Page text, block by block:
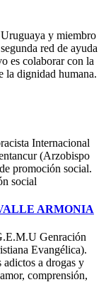
y miembro
red de ayuda
es colaborar con la
la dignidad humana.
Internacional
(Arzobispo
promoción social.
social
ARMONIA
Genración
Evangélica).
adictos a drogas y
comprensión,